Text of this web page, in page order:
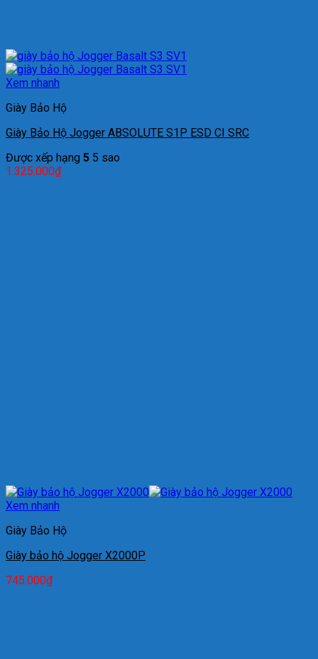
Xem nhanh
Giày Bảo Hộ
Giày Bảo Hộ Jogger ABSOLUTE S1P ESD CI SRC
Được xếp hạng 5 5 sao
1.325.000₫
Xem nhanh
Giày Bảo Hộ
Giày bảo hộ Jogger X2000P
745.000₫